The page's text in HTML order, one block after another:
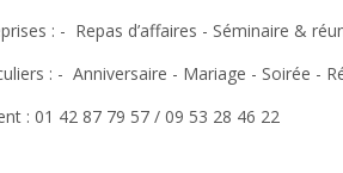
: - Repas d’affaires - Séminaire &
: - Anniversaire - Mariage - Soirée -
: 01 42 87 79 57 / 09 53 28 46 22